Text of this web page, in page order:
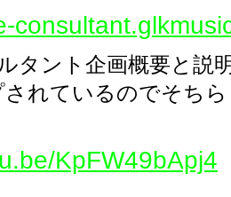
タント企画概要と説
れているのでそち
KpFW49bApj4